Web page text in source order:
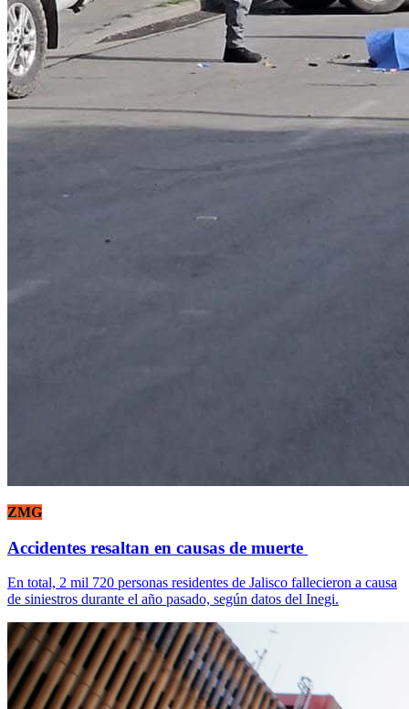
ZMG
Accidentes resaltan en causas de muerte
En total, 2 mil 720 personas residentes de Jalisco fallecieron a causa
de siniestros durante el año pasado, según datos del Inegi.